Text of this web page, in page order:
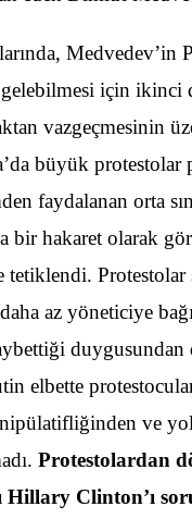
Medvedev’in
için ikinci
vazgeçmesinin
büyük protestolar
faydalanan orta
bir hakaret olarak
tetiklendi. Protestolar
az yöneticiye
duygusundan
elbette
ve
Protestolardan
Hillary Clinton’ı